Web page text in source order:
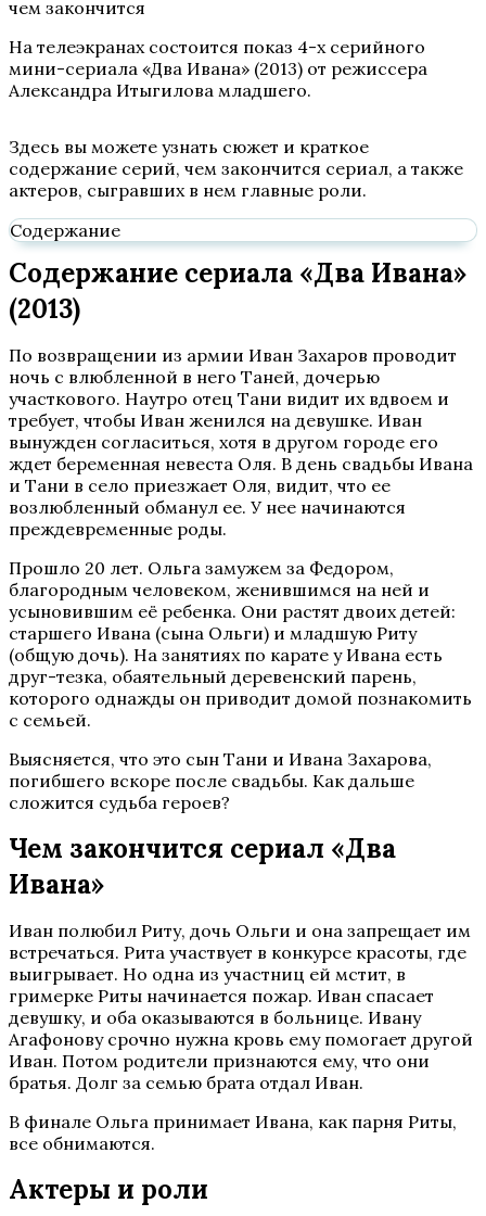
На телеэкранах состоится показ 4-х серийного
мини-сериала «Два Ивана» (2013) от режиссера
Александра Итыгилова младшего.
Здесь вы можете узнать сюжет и краткое
содержание серий, чем закончится сериал, а также
актеров, сыгравших в нем главные роли.
Содержание
Содержание сериала «Два Ивана»
(2013)
По возвращении из армии Иван Захаров проводит
ночь с влюбленной в него Таней, дочерью
участкового. Наутро отец Тани видит их вдвоем и
требует, чтобы Иван женился на девушке. Иван
вынужден согласиться, хотя в другом городе его
ждет беременная невеста Оля. В день свадьбы Ивана
и Тани в село приезжает Оля, видит, что ее
возлюбленный обманул ее. У нее начинаются
преждевременные роды.
Прошло 20 лет. Ольга замужем за Федором,
благородным человеком, женившимся на ней и
усыновившим её ребенка. Они растят двоих детей:
старшего Ивана (сына Ольги) и младшую Риту
(общую дочь). На занятиях по карате у Ивана есть
друг-тезка, обаятельный деревенский парень,
которого однажды он приводит домой познакомить
с семьей.
Выясняется, что это сын Тани и Ивана Захарова,
погибшего вскоре после свадьбы. Как дальше
сложится судьба героев?
Чем закончится сериал «Два
Ивана»
Иван полюбил Риту, дочь Ольги и она запрещает им
встречаться. Рита участвует в конкурсе красоты, где
выигрывает. Но одна из участниц ей мстит, в
гримерке Риты начинается пожар. Иван спасает
девушку, и оба оказываются в больнице. Ивану
Агафонову срочно нужна кровь ему помогает другой
Иван. Потом родители признаются ему, что они
братья. Долг за семью брата отдал Иван.
В финале Ольга принимает Ивана, как парня Риты,
все обнимаются.
Актеры и роли